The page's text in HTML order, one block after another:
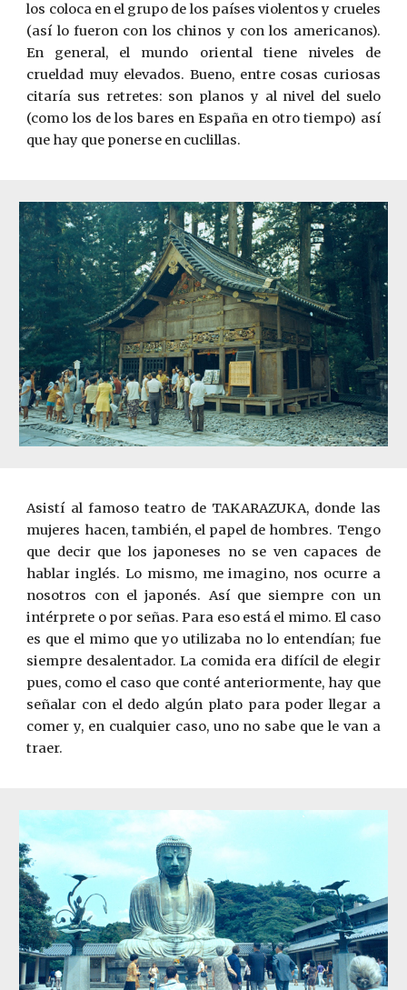
los coloca en el grupo de los países violentos y crueles
(así lo fueron con los chinos y con los americanos).
En general, el mundo oriental tiene niveles de
crueldad muy elevados. Bueno, entre cosas curiosas
citaría sus retretes: son planos y al nivel del suelo
(como los de los bares en España en otro tiempo) así
que hay que ponerse en cuclillas.
Asistí al famoso teatro de TAKARAZUKA, donde las
mujeres hacen, también, el papel de hombres. Tengo
que decir que los japoneses no se ven capaces de
hablar inglés. Lo mismo, me imagino, nos ocurre a
nosotros con el japonés. Así que siempre con un
intérprete o por señas. Para eso está el mimo. El caso
es que el mimo que yo utilizaba no lo entendían; fue
siempre desalentador. La comida era difícil de elegir
pues, como el caso que conté anteriormente, hay que
señalar con el dedo algún plato para poder llegar a
comer y, en cualquier caso, uno no sabe que le van a
traer.